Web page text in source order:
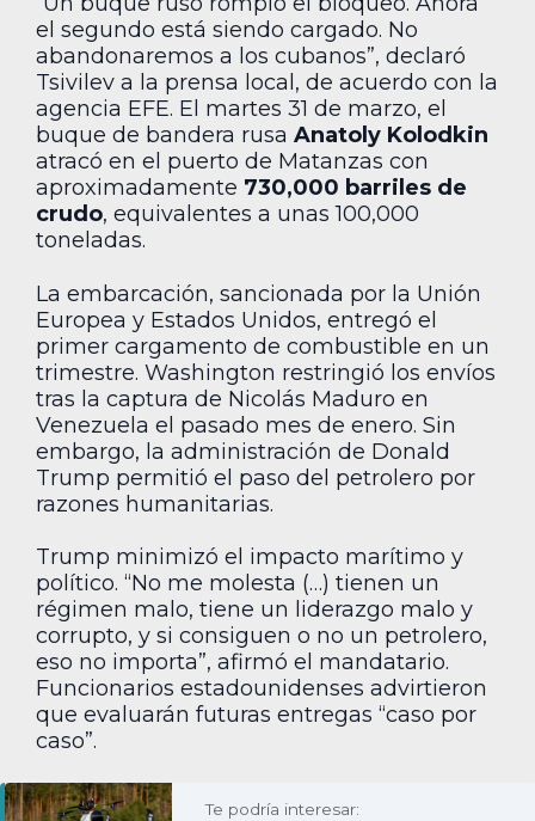
el segundo está siendo cargado. No
abandonaremos a los cubanos”, declaró
Tsivilev a la prensa local, de acuerdo con la
agencia EFE. El martes 31 de marzo, el
buque de bandera rusa Anatoly Kolodkin
atracó en el puerto de Matanzas con
aproximadamente 730,000 barriles de
crudo, equivalentes a unas 100,000
toneladas.
La embarcación, sancionada por la Unión
Europea y Estados Unidos, entregó el
primer cargamento de combustible en un
trimestre. Washington restringió los envíos
tras la captura de Nicolás Maduro en
Venezuela el pasado mes de enero. Sin
embargo, la administración de Donald
Trump permitió el paso del petrolero por
razones humanitarias.
Trump minimizó el impacto marítimo y
político. “No me molesta (…) tienen un
régimen malo, tiene un liderazgo malo y
corrupto, y si consiguen o no un petrolero,
eso no importa”, afirmó el mandatario.
Funcionarios estadounidenses advirtieron
que evaluarán futuras entregas “caso por
caso”.
Te podría interesar: